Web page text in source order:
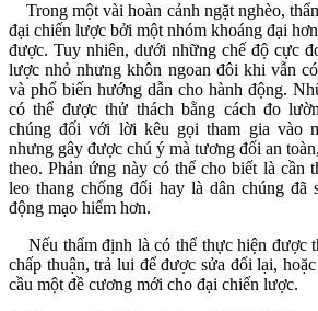
Trong một vài hoàn cảnh ngặt nghèo,
đại chiến lược bởi một nhóm khoáng đại
được. Tuy nhiên, dưới những chế độ cực
lược nhỏ nhưng khôn ngoan đôi khi vẫn
và phổ biến hướng dẫn cho hành động.
có thể được thử thách bằng cách đo
chúng đối với lời kêu gọi tham gia vào
nhưng gây được chú ý mà tương đối an
theo. Phản ứng này có thể cho biết là cần
leo thang chống đối hay là dân chúng đã
động mạo hiểm hơn.
Nếu thẩm định là có thể thực hiện được
chấp thuận, trả lui để được sửa đổi lại,
cầu một đề cương mới cho đại chiến lược.